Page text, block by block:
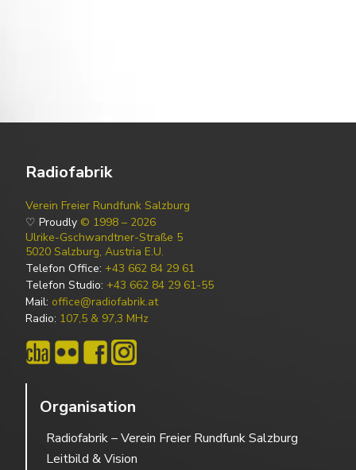
Radiofabrik
Verein Freier Rundfunk Salzburg
♡ Proudly © 1998 – 2026
Ulrike-Gschwandtner-Straße 5
5020 Salzburg, Austria E.U.
Telefon Office: +43 662 84 29 61
Telefon Studio: +43 662 84 29 61-55
Mail: office@radiofabrik.at
Radio: 107,5 & 97,3 MHz
Organisation
Radiofabrik – Verein Freier Rundfunk Salzburg
Leitbild & Vision